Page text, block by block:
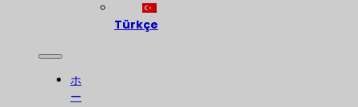
Türkçe
ホ
ー